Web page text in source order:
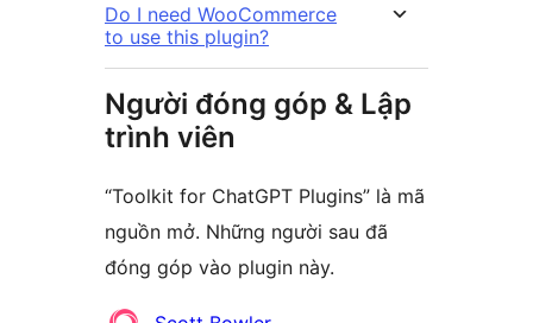
Do I need WooCommerce
to use this plugin?
Người đóng góp & Lập
trình viên
“Toolkit for ChatGPT Plugins” là mã
nguồn mở. Những người sau đã
đóng góp vào plugin này.